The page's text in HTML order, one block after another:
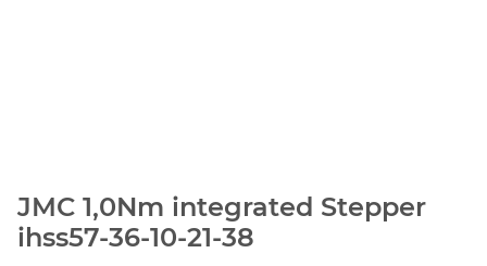
JMC 1,0Nm integrated Stepper
ihss57-36-10-21-38